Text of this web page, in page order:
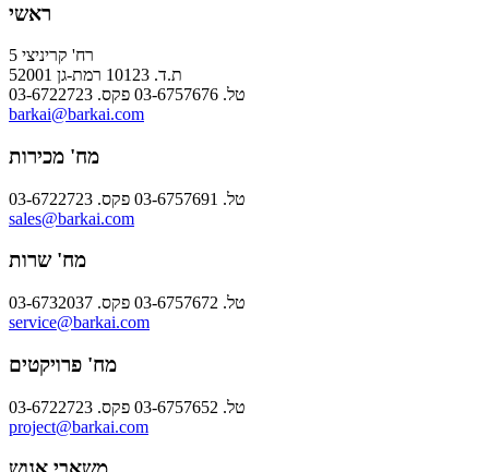
ראשי
רח' קריניצי 5
ת.ד. 10123 רמת-גן 52001
טל. 03-6757676 פקס. 03-6722723
barkai@barkai.com
מח' מכירות
טל. 03-6757691 פקס. 03-6722723
sales@barkai.com
מח' שרות
טל. 03-6757672 פקס. 03-6732037
service@barkai.com
מח' פרויקטים
טל. 03-6757652 פקס. 03-6722723
project@barkai.com